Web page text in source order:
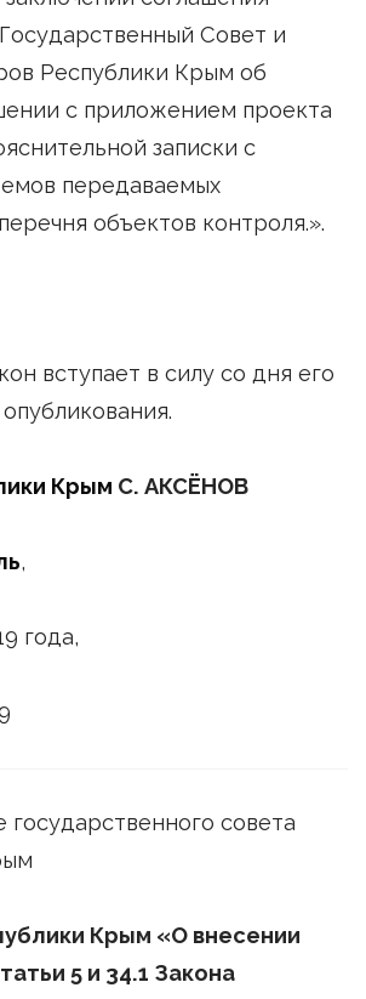
Совет и
Республики Крым об
с приложением проекта
записки с
передаваемых
объектов контроля.».
вступает в силу со дня его
Крым С. АКСЁНОВ
,
года,
государственного совета
Крым «О внесении
5 и 34.1 Закона